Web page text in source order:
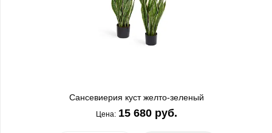
Сансевиерия куст желто-зеленый
Цена: 15 680 руб.